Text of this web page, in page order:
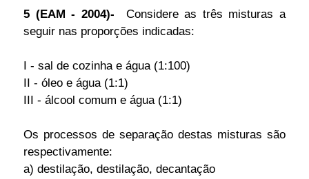
5 (EAM - 2004)- Considere as três misturas a
seguir nas proporções indicadas:
I - sal de cozinha e água (1:100)
II - óleo e água (1:1)
III - álcool comum e água (1:1)
Os processos de separação destas misturas são
respectivamente:
a) destilação, destilação, decantação